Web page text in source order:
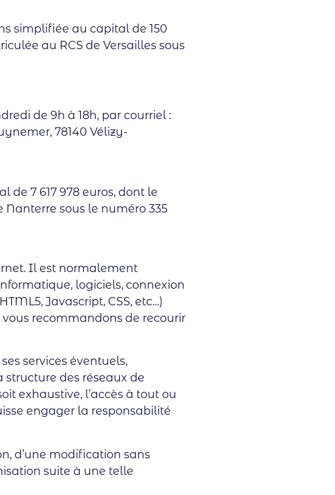
simplifiée au capital de 150
au RCS de Versailles sous
de 9h à 18h, par courriel :
78140 Vélizy-
de 7 617 978 euros, dont le
Nanterre sous le numéro 335
Il est normalement
logiciels, connexion
Javascript, CSS, etc…)
recommandons de recourir
services éventuels,
structure des réseaux de
exhaustive, l’accès à tout ou
engager la responsabilité
d’une modification sans
suite à une telle